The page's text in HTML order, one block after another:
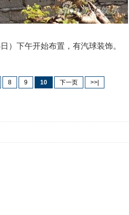
下午开始布置，有汽球装饰。
8 9 10 下一页 >>|